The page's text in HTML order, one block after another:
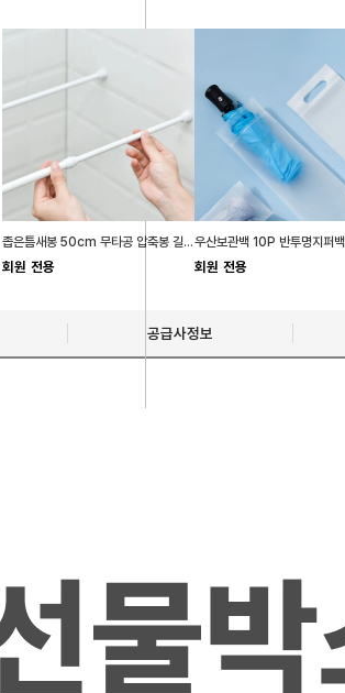
좁은틈새봉 50cm 무타공 압축봉 길이조절
회원 전용
우산보관백 10P 반투명지퍼백
회원 전용
공급사정보